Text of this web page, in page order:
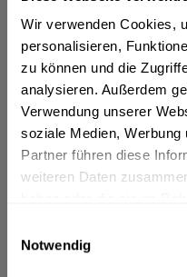
Wir verwenden Cookies,
personalisieren,
zu können und die
analysieren. Außerdem
Verwendung unserer
soziale Medien, Werbung
Partner führen diese
weiteren Daten
Notwendig
genannt wird? Nein? Ist
schmeckt einfach
herben
Geschmacksrichtung:
Material:
Flaschengröße:
Zutaten und Allergene
Natürliches Mineralwasser,